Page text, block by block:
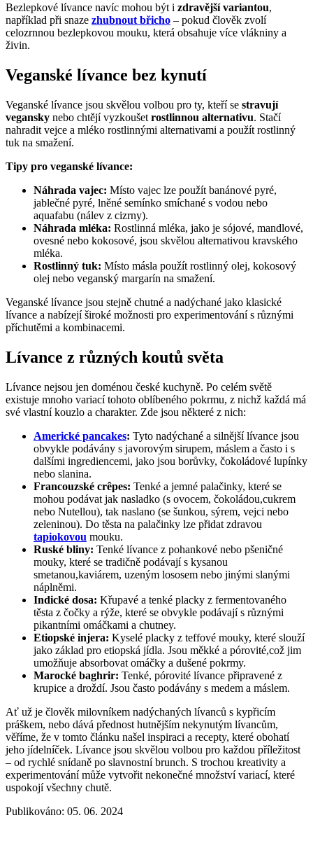
Bezlepkové lívance navíc mohou být i zdravější variantou,
například při snaze zhubnout břicho – pokud člověk zvolí
celozrnnou bezlepkovou mouku, která obsahuje více vlákniny a
živin.
Veganské lívance bez kynutí
Veganské lívance jsou skvělou volbou pro ty, kteří se stravují
vegansky nebo chtějí vyzkoušet rostlinnou alternativu. Stačí
nahradit vejce a mléko rostlinnými alternativami a použít rostlinný
tuk na smažení.
Tipy pro veganské lívance:
Náhrada vajec: Místo vajec lze použít banánové pyré,
jablečné pyré, lněné semínko smíchané s vodou nebo
aquafabu (nálev z cizrny).
Náhrada mléka: Rostlinná mléka, jako je sójové, mandlové,
ovesné nebo kokosové, jsou skvělou alternativou kravského
mléka.
Rostlinný tuk: Místo másla použít rostlinný olej, kokosový
olej nebo veganský margarín na smažení.
Veganské lívance jsou stejně chutné a nadýchané jako klasické
lívance a nabízejí široké možnosti pro experimentování s různými
příchutěmi a kombinacemi.
Lívance z různých koutů světa
Lívance nejsou jen doménou české kuchyně. Po celém světě
existuje mnoho variací tohoto oblíbeného pokrmu, z nichž každá má
své vlastní kouzlo a charakter. Zde jsou některé z nich:
Americké pancakes: Tyto nadýchané a silnější lívance jsou
obvykle podávány s javorovým sirupem, máslem a často i s
dalšími ingrediencemi, jako jsou borůvky, čokoládové lupínky
nebo slanina.
Francouzské crêpes: Tenké a jemné palačinky, které se
mohou podávat jak nasladko (s ovocem, čokoládou,cukrem
nebo Nutellou), tak naslano (se šunkou, sýrem, vejci nebo
zeleninou). Do těsta na palačinky lze přidat zdravou
tapiokovou mouku.
Ruské bliny: Tenké lívance z pohankové nebo pšeničné
mouky, které se tradičně podávají s kysanou
smetanou,kaviárem, uzeným lososem nebo jinými slanými
náplněmi.
Indické dosa: Křupavé a tenké placky z fermentovaného
těsta z čočky a rýže, které se obvykle podávají s různými
pikantními omáčkami a chutney.
Etiopské injera: Kyselé placky z teffové mouky, které slouží
jako základ pro etiopská jídla. Jsou měkké a pórovité,což jim
umožňuje absorbovat omáčky a dušené pokrmy.
Marocké baghrir: Tenké, pórovité lívance připravené z
krupice a droždí. Jsou často podávány s medem a máslem.
Ať už je člověk milovníkem nadýchaných lívanců s kypřicím
práškem, nebo dává přednost hutnějším nekynutým lívancům,
věříme, že v tomto článku našel inspiraci a recepty, které obohatí
jeho jídelníček. Lívance jsou skvělou volbou pro každou příležitost
– od rychlé snídaně po slavnostní brunch. S trochou kreativity a
experimentování může vytvořit nekonečné množství variací, které
uspokojí všechny chutě.
Publikováno: 05. 06. 2024